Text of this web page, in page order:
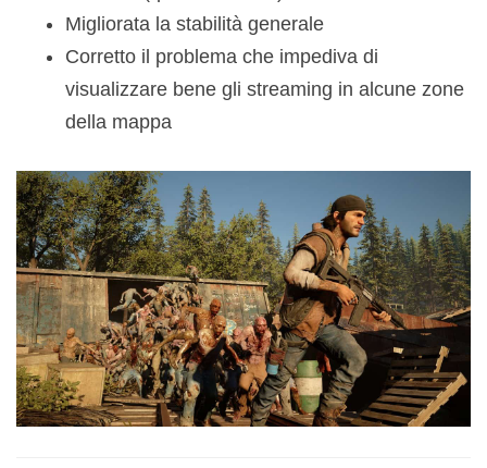
Migliorata la stabilità generale
Corretto il problema che impediva di
visualizzare bene gli streaming in alcune zone
della mappa